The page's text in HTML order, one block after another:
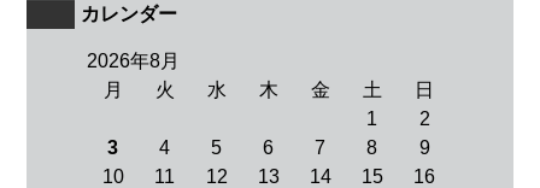
カレンダー
2026年8月
月
火 水 木 金 土
日
1
2
3
4 5 6 7 8
9
10
11 12 13 14 15
16